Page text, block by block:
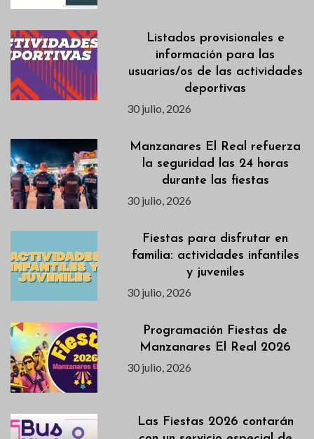
Listados provisionales e
información para las
usuarias/os de las actividades
deportivas
30 julio, 2026
Manzanares El Real refuerza
la seguridad las 24 horas
durante las fiestas
30 julio, 2026
Fiestas para disfrutar en
familia: actividades infantiles
y juveniles
30 julio, 2026
Programación Fiestas de
Manzanares El Real 2026
30 julio, 2026
Las Fiestas 2026 contarán